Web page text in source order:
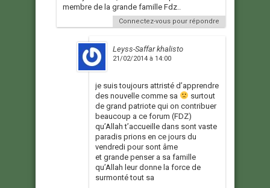
membre de la grande famille Fdz..
Connectez-vous pour répondre
Leyss-Saffar khalisto
21/02/2014 à 14:00
je suis toujours attristé d’apprendre
des nouvelle comme sa
surtout
de grand patriote qui on contribuer
beaucoup a ce forum (FDZ)
qu’Allah t’accueille dans sont vaste
paradis prions en ce jours du
vendredi pour sont âme
et grande penser a sa famille
qu’Allah leur donne la force de
surmonté tout sa